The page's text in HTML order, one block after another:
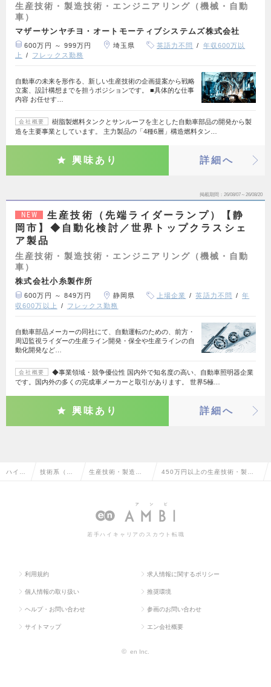
生産技術・製造技術・エンジニアリング（機械・自動
車）
マザーサンヤチヨ・オートモーティブシステムズ株式会社
600万円 ～ 999万円 埼玉県 英語力不問
年収600万以
上
フレックス勤務
自動車の未来を形作る、新しい生産技術の企画提案から戦略
立案、設計構想までを担うポジションです。 ■具体的な仕事
内容 お任せす…
会社概要
樹脂製燃料タンクとサンルーフを主とした自動車部品の開発から製
造を主要事業としています。 主力製品の「4種6層」構造燃料タン…
興味あり 詳細へ
掲載期間 26/08/07～26/08/20
NEW
生産技術（先端ライダーランプ）【静
岡市】◆自動化検討／世界トップクラスシェ
ア製品
生産技術・製造技術・エンジニアリング（機械・自動
車）
株式会社小糸製作所
600万円 ～ 849万円 静岡県 上場企業 英語力不問
年
収600万以上
フレックス勤務
自動車部品メーカーの同社にて、自動運転のための、前方・
周辺監視ライダーの生産ライン開発・保全や生産ラインの自
動化開発など…
会社概要
◆事業領域・競争優位性 国内外で知名度の高い、自動車照明器企業
です。国内外の多くの完成車メーカーと取引があります。 世界5極…
興味あり 詳細へ
ハイク 技術系（機 生産技術・製造技
ング（機械・自動
450万円以上の生産技術・製造
械・自動車）の転職・求人情報
若手ハイキャリアのスカウト転職
利用規約 求人情報に関するポリシー
個人情報の取り扱い 推奨環境
ヘルプ・お問い合わせ 参画のお問い合わせ
サイトマップ エン会社概要
© en Inc.